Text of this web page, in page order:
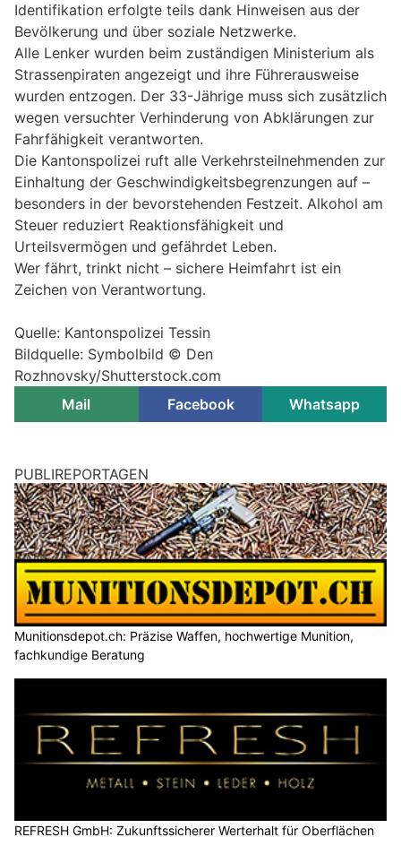
Identifikation erfolgte teils dank Hinweisen aus der
Bevölkerung und über soziale Netzwerke.
Alle Lenker wurden beim zuständigen Ministerium als
Strassenpiraten angezeigt und ihre Führerausweise
wurden entzogen. Der 33-Jährige muss sich zusätzlich
wegen versuchter Verhinderung von Abklärungen zur
Fahrfähigkeit verantworten.
Die Kantonspolizei ruft alle Verkehrsteilnehmenden zur
Einhaltung der Geschwindigkeitsbegrenzungen auf –
besonders in der bevorstehenden Festzeit. Alkohol am
Steuer reduziert Reaktionsfähigkeit und
Urteilsvermögen und gefährdet Leben.
Wer fährt, trinkt nicht – sichere Heimfahrt ist ein
Zeichen von Verantwortung.
Quelle: Kantonspolizei Tessin
Bildquelle: Symbolbild © Den
Rozhnovsky/Shutterstock.com
Mail
Facebook Whatsapp
PUBLIREPORTAGEN
Munitionsdepot.ch: Präzise Waffen, hochwertige Munition,
fachkundige Beratung
REFRESH GmbH: Zukunftssicherer Werterhalt für Oberflächen